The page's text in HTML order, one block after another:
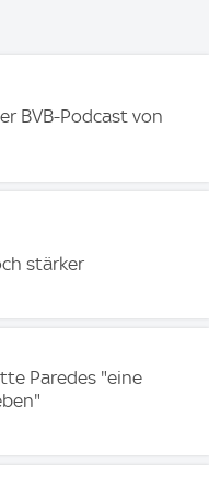
BVB-Podcast von
stärker
Paredes "eine